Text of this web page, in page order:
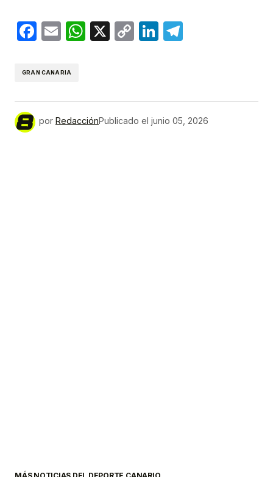
Facebook
EmailWhatsApp
X
CopyLinkedIn
GRAN CANARIA
por RedacciónPublicado el junio 05, 2026